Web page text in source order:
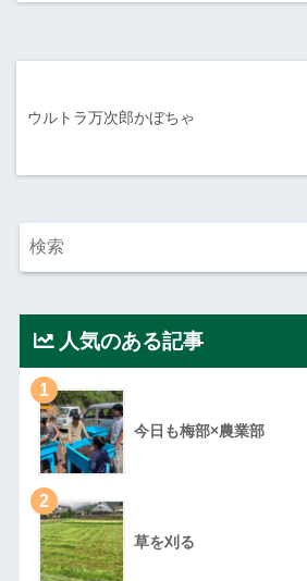
ウルトラ万次郎かぼちゃ
人気のある記事
1
今日も梅部×農業部
2
草を刈る